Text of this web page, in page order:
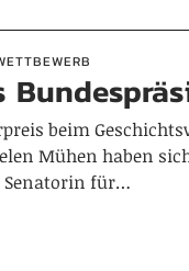
beim
Mühen haben
Senatorin für…